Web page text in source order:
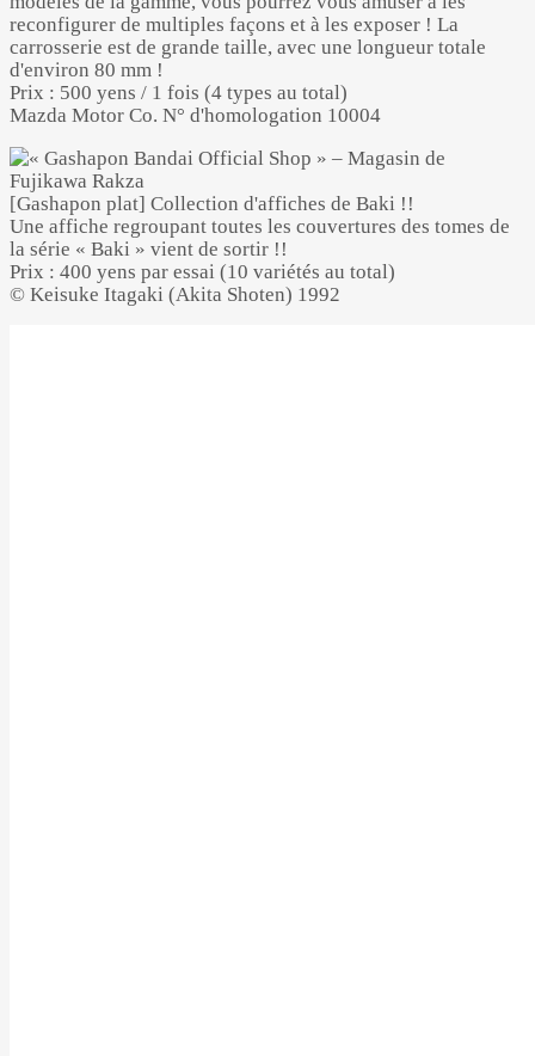
reconfigurer de multiples façons et à les exposer ! La
carrosserie est de grande taille, avec une longueur totale
d'environ 80 mm !
Prix : 500 yens / 1 fois (4 types au total)
Mazda Motor Co. N° d'homologation 10004
[Gashapon plat] Collection d'affiches de Baki !!
Une affiche regroupant toutes les couvertures des tomes de
la série « Baki » vient de sortir !!
Prix : 400 yens par essai (10 variétés au total)
© Keisuke Itagaki (Akita Shoten) 1992